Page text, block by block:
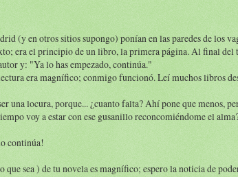
(y en otros sitios supongo) ponían en las paredes de los
era el principio de un libro, la primera página. Al final del
y: "Ya lo has empezado, continúa."
era magnífico; conmigo funcionó. Leí muchos libros
una locura, porque... ¿cuanto falta? Ahí pone que menos,
voy a estar con ese gusanillo reconcomiéndome el
continúa!
que sea ) de tu novela es magnífico; espero la noticia de